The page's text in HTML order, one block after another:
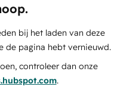
bij het laden van deze
de pagina hebt vernieuwd.
controleer dan onze
.